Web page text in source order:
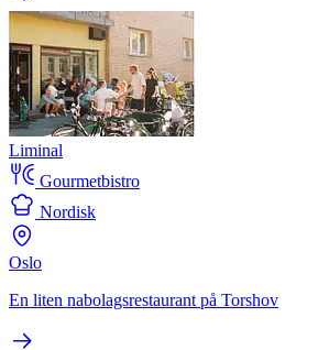
Liminal
Gourmetbistro
Nordisk
Oslo
En liten nabolagsrestaurant på Torshov